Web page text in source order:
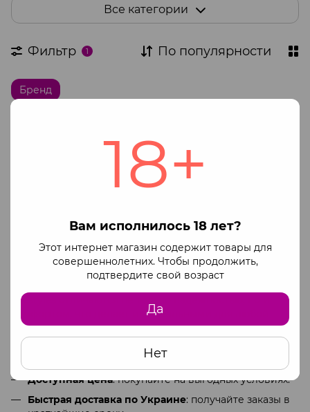
18+
Вам исполнилось 18 лет?
Этот интернет магазин содержит товары для
совершеннолетних. Чтобы продолжить,
подтвердите свой возраст
Да
Нет
Упаковки Sagami
Другие упаковки
Все категории
Фильтр 1 По популярности
Бренд
Добро пожаловать в мир презервативов Lifestyles, где
качество сочетается с комфортом. Если вы ищете, где
купить надёжные презервативы, наш интернет-
магазин предлагает широкий ассортимент продукции,
— это бренд, зарекомендовавший себя на
рынке благодаря инновационным технологиям и
строгому контролю качества. Каждый продукт
проходит тщательные тесты, что обеспечивает
Lifestyles отличаются не только надёжностью, но и
комфортом, что делает их идеальными для любой
ситуации.
: от классических до ультратонких
Доступная цена: покупайте на выгодных условиях.
Быстрая доставка по Украине: получайте заказы в